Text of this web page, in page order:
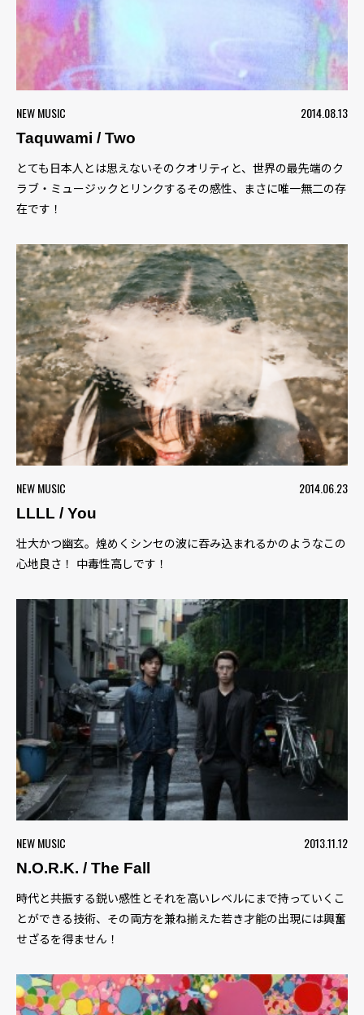
NEW MUSIC
2014.08.13
Taquwami / Two
とても日本人とは思えないそのクオリティと、世界の最先端のク
ラブ・ミュージックとリンクするその感性、まさに唯一無二の存
在です！
NEW MUSIC
2014.06.23
LLLL / You
壮大かつ幽玄。煌めくシンセの波に吞み込まれるかのようなこの
心地良さ！ 中毒性高しです！
NEW MUSIC
2013.11.12
N.O.R.K. / The Fall
時代と共振する鋭い感性とそれを高いレベルにまで持っていくこ
とができる技術、その両方を兼ね揃えた若き才能の出現には興奮
せざるを得ません！